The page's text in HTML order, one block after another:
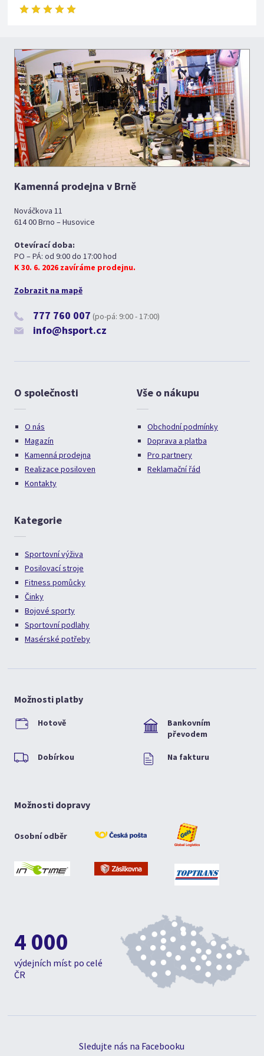
Kamenná prodejna v Brně
Nováčkova 11
614 00 Brno – Husovice
Otevírací doba:
PO – PÁ: od 9:00 do 17:00 hod
K 30. 6. 2026 zavíráme prodejnu.
Zobrazit na mapě
777 760 007 (po-pá: 9:00 - 17:00)
info@hsport.cz
O společnosti
O nás
Magazín
Kamenná prodejna
Realizace posiloven
Kontakty
Vše o nákupu
Obchodní podmínky
Doprava a platba
Pro partnery
Reklamační řád
Kategorie
Sportovní výživa
Posilovací stroje
Fitness pomůcky
Činky
Bojové sporty
Sportovní podlahy
Masérské potřeby
Možnosti platby
Hotově
Bankovním
převodem
Dobírkou Na fakturu
Možnosti dopravy
Osobní odběr
4 000
výdejních míst po celé
ČR
Sledujte nás na Facebooku